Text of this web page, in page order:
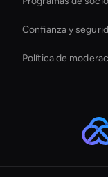
Confianza y
Política de